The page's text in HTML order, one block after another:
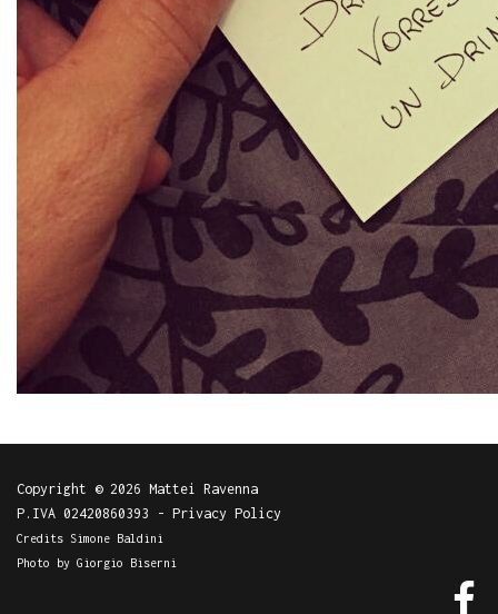
Copyright © 2026 Mattei Ravenna
P.IVA 02420860393 - Privacy Policy
Credits Simone Baldini
Photo by Giorgio Biserni